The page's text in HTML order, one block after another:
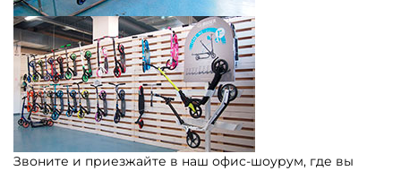
Звоните и приезжайте в наш офис-шоурум, где вы